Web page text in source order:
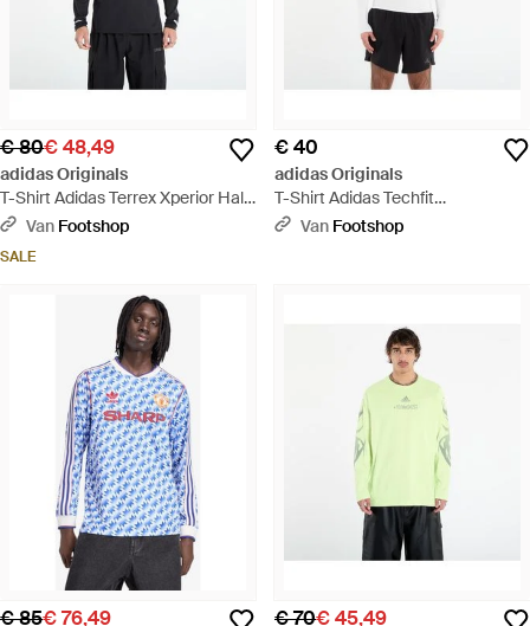
€ 80€ 48,49
adidas Originals
T-Shirt Adidas Terrex Xperior Half-
Zip Long-Sleeve Top - Zwart
Van Footshop
SALE
€ 40
adidas Originals
T-Shirt Adidas Techfit
Compression Training Long
Van Footshop
€ 85€ 76,49 € 70€ 45,49